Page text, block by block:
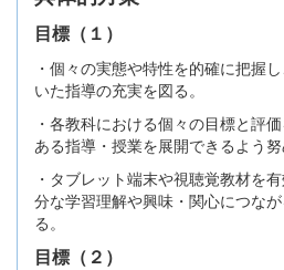
目標（１）
・個々の実態や特性を的確に把握
いた指導の充実を図る。
・各教科における個々の目標と評
ある指導・授業を展開できるよう努
・タブレット端末や視聴覚教材を
分な学習理解や興味・関心につな
る。
目標（２）